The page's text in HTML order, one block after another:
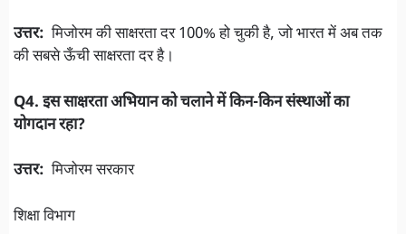
उत्तर:मिजोरम की साक्षरता दर 100% हो चुकी है, जो भारत में अब तक
की सबसे ऊँची साक्षरता दर है।
Q4. इस साक्षरता अभियान को चलाने में किन-किन संस्थाओं का
योगदान रहा?
उत्तर:मिजोरम सरकार
शिक्षा विभाग